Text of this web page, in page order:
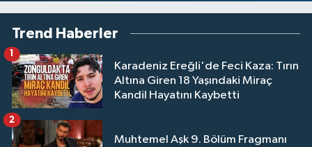
Trend Haberler
Karadeniz Ereğli'de Feci Kaza: Tırın
Altına Giren 18 Yaşındaki Miraç
Kandil Hayatını Kaybetti
1
Muhtemel Aşk 9. Bölüm Fragmanı
2